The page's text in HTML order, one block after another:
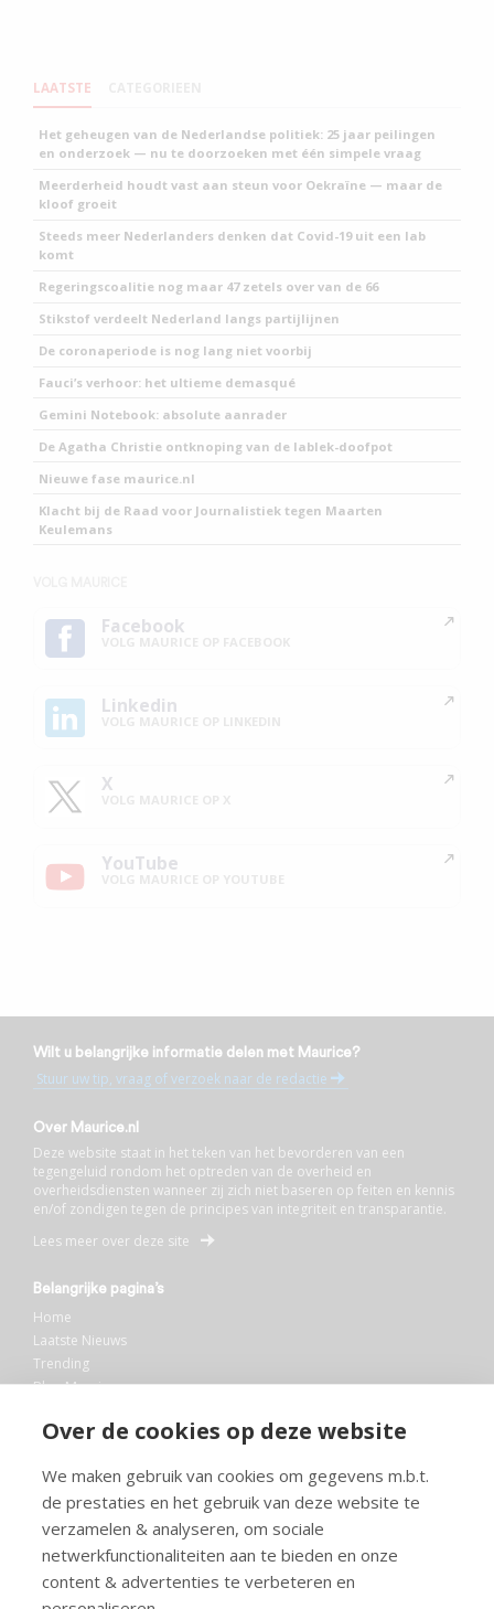
Over de cookies op deze website
We maken gebruik van cookies om gegevens m.b.t.
de prestaties en het gebruik van deze website te
verzamelen & analyseren, om sociale
netwerkfunctionaliteiten aan te bieden en onze
content & advertenties te verbeteren en
LAATSTE
Het geheugen van de Nederlandse politiek: 25 jaar peilingen
en onderzoek — nu te doorzoeken met één simpele vraag
Meerderheid houdt vast aan steun voor Oekraïne — maar de
kloof groeit
Steeds meer Nederlanders denken dat Covid-19 uit een lab
komt
Regeringscoalitie nog maar 47 zetels over van de 66
Stikstof verdeelt Nederland langs partijlijnen
De coronaperiode is nog lang niet voorbij
Fauci’s verhoor: het ultieme demasqué
Gemini Notebook: absolute aanrader
De Agatha Christie ontknoping van de lablek-doofpot
Nieuwe fase maurice.nl
Klacht bij de Raad voor Journalistiek tegen Maarten
Keulemans
Facebook
Linkedin
X
YouTube
Wilt u belangrijke informatie delen met Maurice?
Stuur uw tip, vraag of verzoek naar de redactie
Over Maurice.nl
Deze website staat in het teken van het bevorderen van een
tegengeluid rondom het optreden van de overheid en
overheidsdiensten wanneer zij zich niet baseren op feiten en kennis
en/of zondigen tegen de principes van integriteit en transparantie.
Lees meer over deze site
Belangrijke pagina’s
Home
Laatste Nieuws
Trending
Blog Maurice
Bibliotheek
Info en service
FAQ
Doneren
Privacy
Voorwaarden
Meedoen